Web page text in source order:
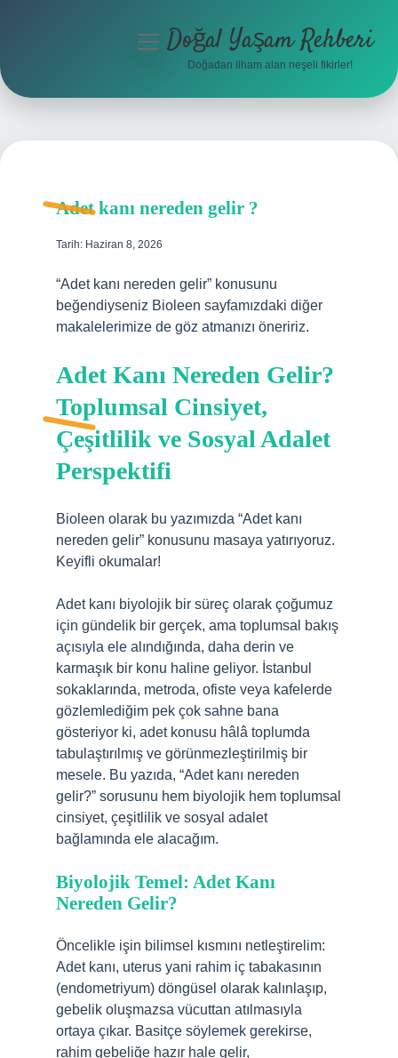
Hakkımızda
menüyüDoğal Yaşam Rehberi
Doğadan ilham alan neşeli fikirler!
Adet kanı nereden gelir ?
Tarih: Haziran 8, 2026
“Adet kanı nereden gelir” konusunu
beğendiyseniz Bioleen sayfamızdaki diğer
makalelerimize de göz atmanızı öneririz.
Adet Kanı Nereden Gelir?
Toplumsal Cinsiyet,
Çeşitlilik ve Sosyal Adalet
Perspektifi
Bioleen olarak bu yazımızda “Adet kanı
nereden gelir” konusunu masaya yatırıyoruz.
Keyifli okumalar!
Adet kanı biyolojik bir süreç olarak çoğumuz
için gündelik bir gerçek, ama toplumsal bakış
açısıyla ele alındığında, daha derin ve
karmaşık bir konu haline geliyor. İstanbul
sokaklarında, metroda, ofiste veya kafelerde
gözlemlediğim pek çok sahne bana
gösteriyor ki, adet konusu hâlâ toplumda
tabulaştırılmış ve görünmezleştirilmiş bir
mesele. Bu yazıda, “Adet kanı nereden
gelir?” sorusunu hem biyolojik hem toplumsal
cinsiyet, çeşitlilik ve sosyal adalet
bağlamında ele alacağım.
Biyolojik Temel: Adet Kanı
Nereden Gelir?
Öncelikle işin bilimsel kısmını netleştirelim:
Adet kanı, uterus yani rahim iç tabakasının
(endometriyum) döngüsel olarak kalınlaşıp,
gebelik oluşmazsa vücuttan atılmasıyla
ortaya çıkar. Basitçe söylemek gerekirse,
rahim gebeliğe hazır hale gelir,